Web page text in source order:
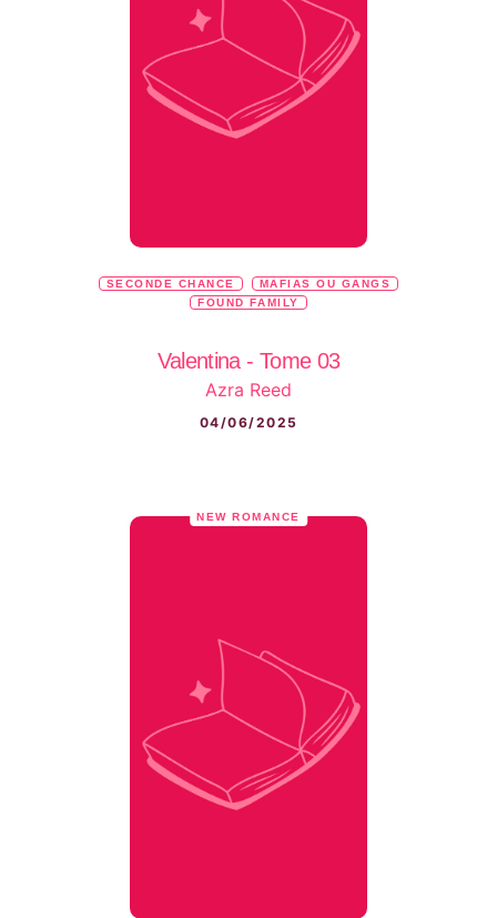
SECONDE CHANCE
MAFIAS OU GANGS
FOUND FAMILY
Valentina - Tome 03
Azra Reed
04/06/2025
NEW ROMANCE